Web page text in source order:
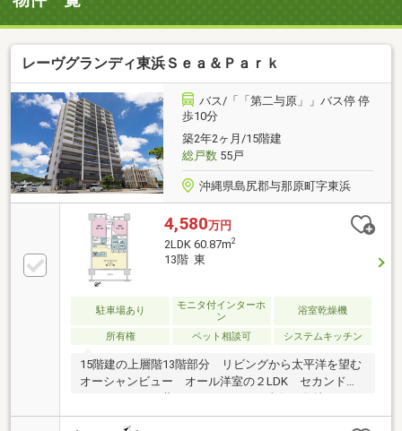
レーヴグランディ東浜Ｓｅａ＆Ｐａｒｋ
バス/「「第二与原」」バス停 停
歩10分
築2年2ヶ月/15階建
総戸数55戸
沖縄県島尻郡与那原町字東浜
4,580万円
2LDK 60.87m2
13階 東
駐車場あり
モニタ付インターホ
ン
浴室乾燥機
所有権 ペット相談可 システムキッチン
15階建の上層階13階部分 リビングから太平洋を望む
オーシャンビュー オール洋室の２LDK セカンドハ
て沖縄マリンタウンMICEが2033年度供用開始予定、新